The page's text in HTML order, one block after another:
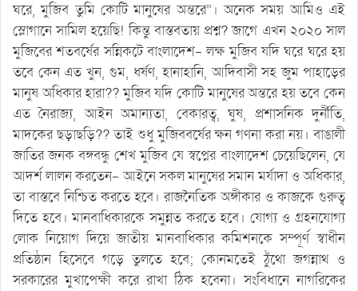
ঘরে, মুজিব তুমি কোটি মানুষের অন্তরে”। অনেক সময় আমিও এই
স্লোগানে সামিল হয়েছি! কিন্তু বাস্তবতায় প্রশ্ন? জাগে এখন ২০২০ সাল
মুজিবের শতবর্ষের সন্নিকটে বাংলাদেশ- লক্ষ মুজিব যদি ঘরে ঘরে হয়
তবে কেন এত খুন, গুম, ধর্ষণ, হানাহানি, আদিবাসী সহ জুম পাহাড়ের
মানুষ অধিকার হারা?? মুজিব যদি কোটি মানুষের অন্তরে হয় তবে কেন
এত নৈরাজ্য, আইন অমান্যতা, বেকারত্ব, ঘুষ, প্রশাসনিক দুর্নীতি,
মাদকের ছড়াছড়ি?? তাই শুধু মুজিববর্ষের ক্ষন গণনা করা নয়। বাঙালী
জাতির জনক বঙ্গবন্ধু শেখ মুজিব যে স্বপ্নের বাংলাদেশ চেয়েছিলেন, যে
আদর্শ লালন করতেন- আইনে সকল মানুষের সমান মর্যাদা ও অধিকার,
তা বাস্তবে নিশ্চিত করতে হবে। রাজনৈতিক অঙ্গীকার ও কাজকে গুরুত্ব
দিতে হবে। মানবাধিকারকে সমুন্নত করতে হবে। যোগ্য ও গ্রহনযোগ্য
লোক নিয়োগ দিয়ে জাতীয় মানবাধিকার কমিশনকে সম্পূর্ণ স্বাধীন
প্রতিষ্ঠান হিসেবে গড়ে তুলতে হবে; কোনমতেই ঠুঁথো জগন্নাথ ও
সরকারের মুখাপেক্ষী করে রাখা ঠিক হবেনা। সংবিধানে নাগরিকের